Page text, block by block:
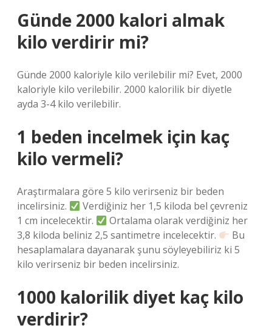
Günde 2000 kalori almak
kilo verdirir mi?
Günde 2000 kaloriyle kilo verilebilir mi? Evet, 2000
kaloriyle kilo verilebilir. 2000 kalorilik bir diyetle
ayda 3-4 kilo verilebilir.
1 beden incelmek için kaç
kilo vermeli?
Araştırmalara göre 5 kilo verirseniz bir beden
incelirsiniz.
Verdiğiniz her 1,5 kiloda bel çevreniz
1 cm incelecektir.
Ortalama olarak verdiğiniz her
3,8 kiloda beliniz 2,5 santimetre incelecektir.
Bu
hesaplamalara dayanarak şunu söyleyebiliriz ki 5
kilo verirseniz bir beden incelirsiniz.
1000 kalorilik diyet kaç kilo
verdirir?